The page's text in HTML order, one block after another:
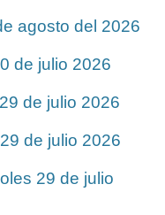
agosto del 2026
de julio 2026
de julio 2026
de julio 2026
29 de julio